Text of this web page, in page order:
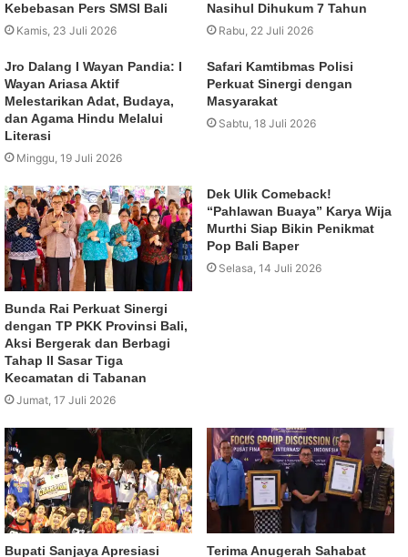
Kebebasan Pers SMSI Bali
Kamis, 23 Juli 2026
Nasihul Dihukum 7 Tahun
Rabu, 22 Juli 2026
Jro Dalang I Wayan Pandia: I
Wayan Ariasa Aktif
Melestarikan Adat, Budaya,
dan Agama Hindu Melalui
Literasi
Minggu, 19 Juli 2026
Safari Kamtibmas Polisi
Perkuat Sinergi dengan
Masyarakat
Sabtu, 18 Juli 2026
Bunda Rai Perkuat Sinergi
dengan TP PKK Provinsi Bali,
Aksi Bergerak dan Berbagi
Tahap II Sasar Tiga
Kecamatan di Tabanan
Jumat, 17 Juli 2026
Dek Ulik Comeback!
“Pahlawan Buaya” Karya Wija
Murthi Siap Bikin Penikmat
Pop Bali Baper
Selasa, 14 Juli 2026
Bupati Sanjaya Apresiasi
Terima Anugerah Sahabat